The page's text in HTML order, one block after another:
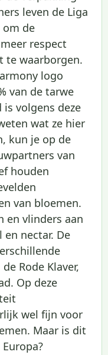
leven de Liga
om de
respect
te waarborgen.
logo
van de tarwe
volgens deze
wat ze hier
kun je op de
van
houden
van bloemen.
en vlinders aan
nectar. De
Rode Klaver,
Op deze
wel fijn voor
Maar is dit